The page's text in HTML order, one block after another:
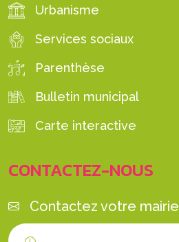
Urbanisme
Services sociaux
Parenthèse
Bulletin municipal
Carte interactive
CONTACTEZ-NOUS
Contactez votre mairie